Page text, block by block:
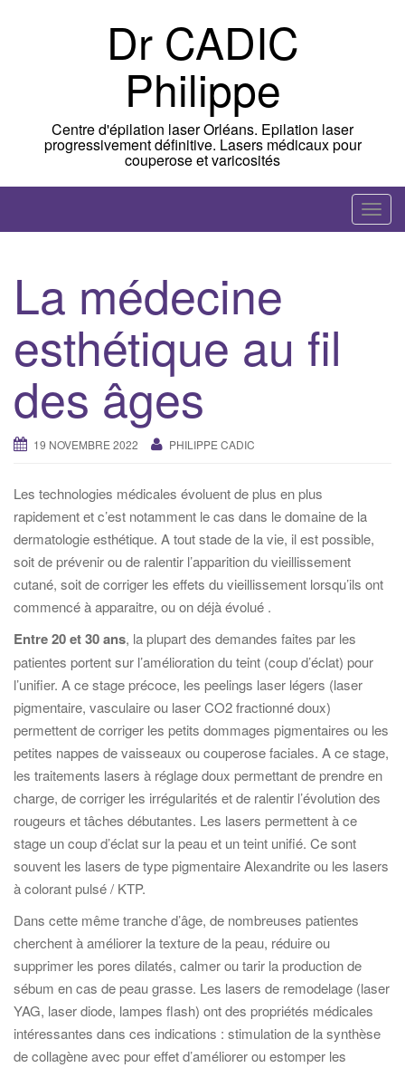
Dr CADIC
Philippe
Centre d'épilation laser Orléans. Epilation laser
progressivement définitive. Lasers médicaux pour
couperose et varicosités
T
o
La médecine
esthétique au fil
des âges
19 NOVEMBRE 2022 PHILIPPE CADIC
Les technologies médicales évoluent de plus en plus
rapidement et c’est notamment le cas dans le domaine de la
dermatologie esthétique. A tout stade de la vie, il est possible,
soit de prévenir ou de ralentir l’apparition du vieillissement
cutané, soit de corriger les effets du vieillissement lorsqu’ils ont
commencé à apparaitre, ou on déjà évolué .
Entre 20 et 30 ans, la plupart des demandes faites par les
patientes portent sur l’amélioration du teint (coup d’éclat) pour
l’unifier. A ce stage précoce, les peelings laser légers (laser
pigmentaire, vasculaire ou laser CO2 fractionné doux)
permettent de corriger les petits dommages pigmentaires ou les
petites nappes de vaisseaux ou couperose faciales. A ce stage,
les traitements lasers à réglage doux permettant de prendre en
charge, de corriger les irrégularités et de ralentir l’évolution des
rougeurs et tâches débutantes. Les lasers permettent à ce
stage un coup d’éclat sur la peau et un teint unifié. Ce sont
souvent les lasers de type pigmentaire Alexandrite ou les lasers
à colorant pulsé / KTP.
Dans cette même tranche d’âge, de nombreuses patientes
cherchent à améliorer la texture de la peau, réduire ou
supprimer les pores dilatés, calmer ou tarir la production de
sébum en cas de peau grasse. Les lasers de remodelage (laser
YAG, laser diode, lampes flash) ont des propriétés médicales
intéressantes dans ces indications : stimulation de la synthèse
de collagène avec pour effet d’améliorer ou estomper les